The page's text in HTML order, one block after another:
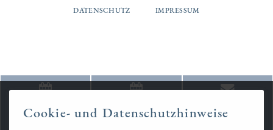
DATENSCHUTZ IMPRESSUM
Termin
Kosmetik
Termin
Ärztinnen
Kontakt
Cookie- und Datenschutzhinweise